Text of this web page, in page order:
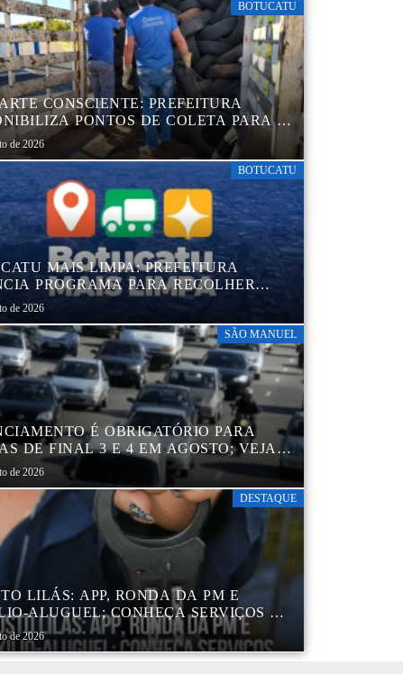
BOTUCATU
CONSCIENTE: PREFEITURA
PONTOS DE COLETA PARA O
AMBIENTALMENTE CORRETO DE
GARANTINDO DESTINAÇÃO
E PRESERVAÇÃO AMBIENTAL
de 2026
BOTUCATU
MAIS LIMPA: PREFEITURA
PROGRAMA PARA RECOLHER
PNEUS, COLCHÕES E OUTROS
SEM USO
de 2026
SÃO MANUEL
É OBRIGATÓRIO PARA
DE FINAL 3 E 4 EM AGOSTO; VEJA
de 2026
DESTAQUE
LILÁS: APP, RONDA DA PM E
ALUGUEL; CONHEÇA SERVIÇOS DA
DE PROTEÇÃO ÀS MULHERES NO
DE SP
de 2026